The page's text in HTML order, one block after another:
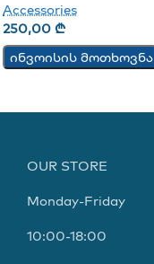
Accessories
250,00 ₾
ინვოისის მოთხოვნა
OUR STORE
Monday-Friday
10:00-18:00